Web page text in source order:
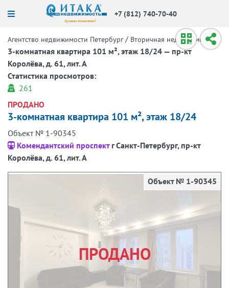
+7 (812) 740-70-40
Агентство недвижимости Петербург / Вторичная недвижимость /
3-комнатная квартира 101 м², этаж 18/24 — пр-кт
Королёва, д. 61, лит. А
Статистика просмотров:
261
ПРОДАНО
3-комнатная квартира 101 м², этаж 18/24
Объект № 1-90345
Комендантский проспект г Санкт-Петербург, пр-кт
Королёва, д. 61, лит. А
ПРОДАНО
Объект № 1-90345